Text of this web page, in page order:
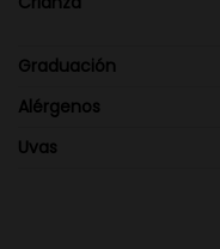
Graduación
Alérgenos
Uvas